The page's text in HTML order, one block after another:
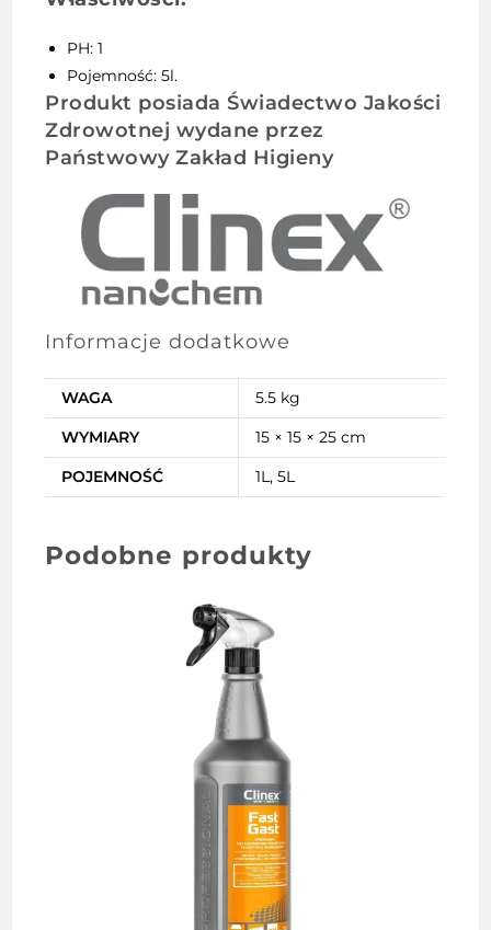
PH: 1
Pojemność: 5l.
Produkt posiada Świadectwo Jakości
Zdrowotnej wydane przez
Państwowy Zakład Higieny
Informacje dodatkowe
WAGA
5.5 kg
WYMIARY
15 × 15 × 25 cm
POJEMNOŚĆ
1L, 5L
Podobne produkty